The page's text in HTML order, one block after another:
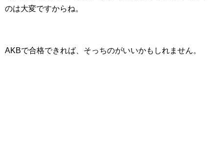
のは大変ですからね。
AKBで合格できれば、そっちのがいいかもしれません。